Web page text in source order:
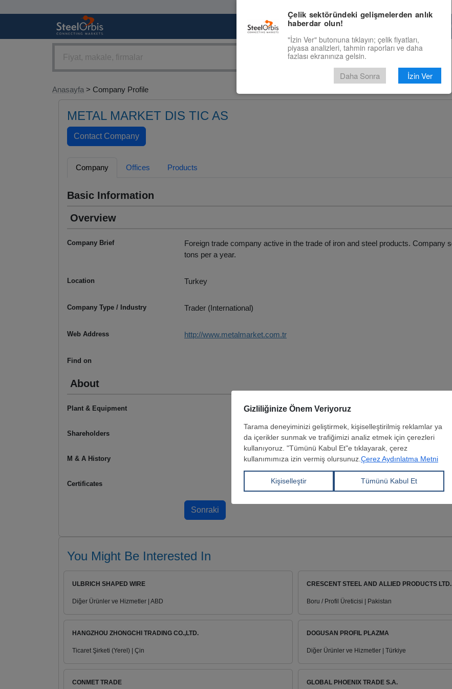
Pazaryeri Fiyat
Anasayfa > Company Profile
METAL MARKET DIS TIC AS
Company Offices Products
Basic Information
Overview
Company Brief
Foreign trade company active in the trade of iron and steel products. Company
tons per a year.
Location Turkey
Company Type / Industry Trader (International)
Web Address http://www.metalmarket.com.tr
Find on
About
Plant & Equipment
Shareholders
M & A History
Certificates
You Might Be Interested In
ULBRICH SHAPED WIRE
Diğer Ürünler ve Hizmetler | ABD
CRESCENT STEEL AND ALLIED PRODUCTS LTD.
Boru / Profil Üreticisi | Pakistan
HANGZHOU ZHONGCHI TRADING CO.,LTD.
Ticaret Şirketi (Yerel) | Çin
DOGUSAN PROFIL PLAZMA
Diğer Ürünler ve Hizmetler | Türkiye
CONMET TRADE GLOBAL PHOENIX TRADE S.A.
Çelik sektöründeki gelişmelerden anlık
haberdar olun!
"İzin Ver" butonuna tıklayın; çelik fiyatları,
piyasa analizleri, tahmin raporları ve daha
fazlası ekranınıza gelsin.
Daha Sonra İzin Ver